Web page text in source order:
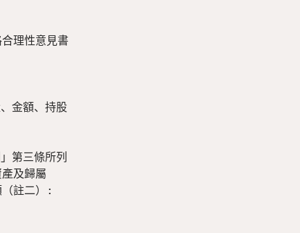
理性意見書
金額、持股
第三條所列
及歸屬
註二）: